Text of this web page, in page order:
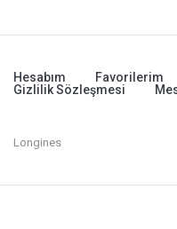
Hesabım Favorilerim
Gizlilik Sözleşmesi
Longines